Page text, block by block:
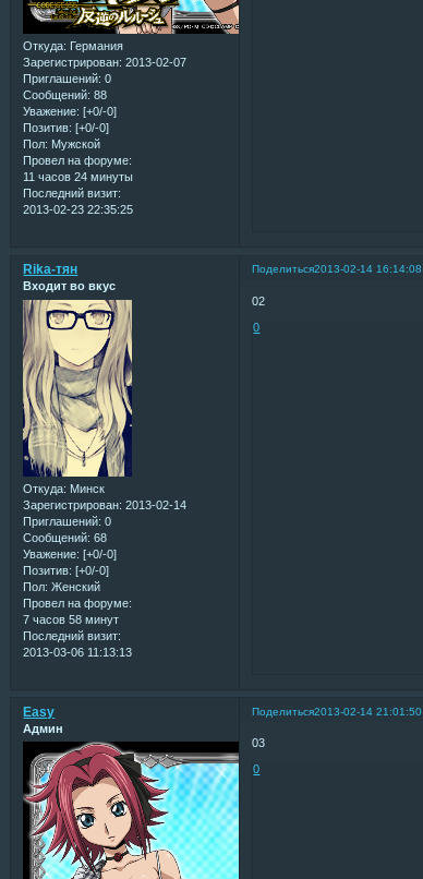
Откуда: Германия
Зарегистрирован: 2013-02-07
Приглашений: 0
Сообщений: 88
Уважение: [+0/-0]
Позитив: [+0/-0]
Пол: Мужской
Провел на форуме:
11 часов 24 минуты
Последний визит:
2013-02-23 22:35:25
Поделиться2013-02-14 16:14:08
Rika-тян
Входит во вкус
Откуда: Минск
Зарегистрирован: 2013-02-14
Приглашений: 0
Сообщений: 68
Уважение: [+0/-0]
Позитив: [+0/-0]
Пол: Женский
Провел на форуме:
7 часов 58 минут
Последний визит:
2013-03-06 11:13:13
02
0
Поделиться2013-02-14 21:01:50
Easy
Админ
03
0